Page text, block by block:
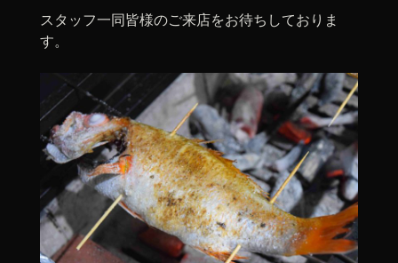
スタッフ一同皆様のご来店をお待ちしておりま
す。